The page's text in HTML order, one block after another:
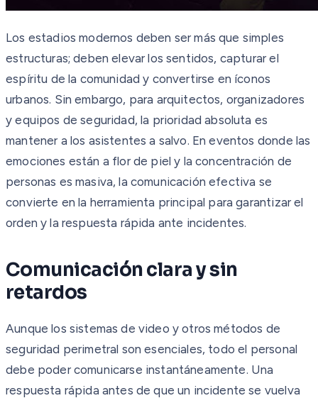
Los estadios modernos deben ser más que simples
estructuras; deben elevar los sentidos, capturar el
espíritu de la comunidad y convertirse en íconos
urbanos. Sin embargo, para arquitectos, organizadores
y equipos de seguridad, la prioridad absoluta es
mantener a los asistentes a salvo. En eventos donde las
emociones están a flor de piel y la concentración de
personas es masiva, la comunicación efectiva se
convierte en la herramienta principal para garantizar el
orden y la respuesta rápida ante incidentes.
Comunicación clara y sin
retardos
Aunque los sistemas de video y otros métodos de
seguridad perimetral son esenciales, todo el personal
debe poder comunicarse instantáneamente. Una
respuesta rápida antes de que un incidente se vuelva